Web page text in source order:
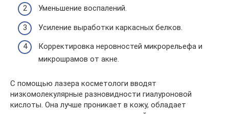
Уменьшение воспалений.
Усиление выработки каркасных белков.
Корректировка неровностей микрорельефа и
микрошрамов от акне.
С помощью лазера косметологи вводят
низкомолекулярные разновидности гиалуроновой
кислоты. Она лучше проникает в кожу, обладает